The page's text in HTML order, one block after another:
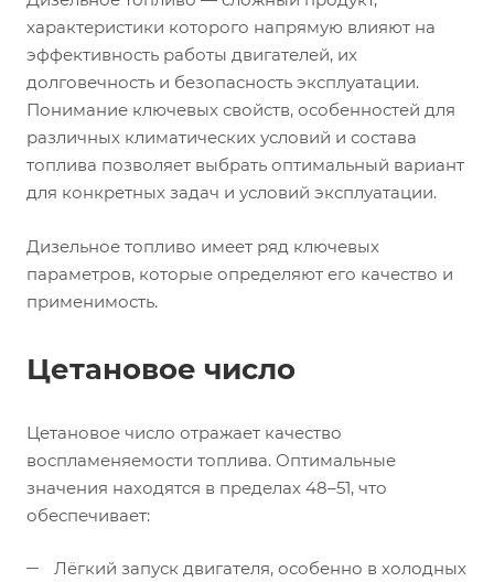
характеристики которого напрямую влияют на
эффективность работы двигателей, их
долговечность и безопасность эксплуатации.
Понимание ключевых свойств, особенностей для
различных климатических условий и состава
топлива позволяет выбрать оптимальный вариант
для конкретных задач и условий эксплуатации.
Дизельное топливо имеет ряд ключевых
параметров, которые определяют его качество и
применимость.
Цетановое число
Цетановое число отражает качество
воспламеняемости топлива. Оптимальные
значения находятся в пределах 48–51, что
обеспечивает:
Лёгкий запуск двигателя, особенно в холодных